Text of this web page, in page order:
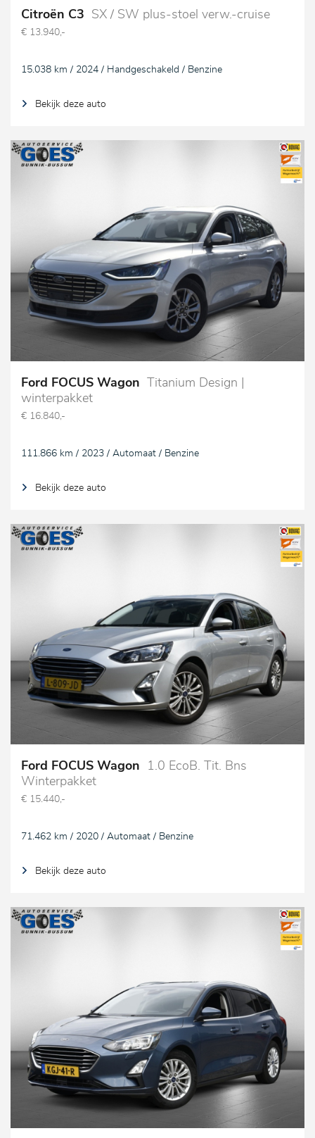
Citroën C3 SX / SW plus-stoel verw.-cruise
€ 13.940,-
15.038 km / 2024 / Handgeschakeld / Benzine
Bekijk deze auto
Ford FOCUS Wagon
Titanium Design |
winterpakket
€ 16.840,-
111.866 km / 2023 / Automaat / Benzine
Bekijk deze auto
Ford FOCUS Wagon
1.0 EcoB. Tit. Bns
Winterpakket
€ 15.440,-
71.462 km / 2020 / Automaat / Benzine
Bekijk deze auto